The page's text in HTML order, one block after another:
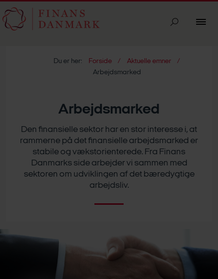
Du er her: Forside
Aktuelle emner
Arbejdsmarked
Arbejdsmarked
Den finansielle sektor har en stor interesse i, at
rammerne på det finansielle arbejdsmarked er
stabile og vækstorienterede. Fra Finans
Danmarks side arbejder vi sammen med
sektoren om udviklingen af det bæredygtige
arbejdsliv.